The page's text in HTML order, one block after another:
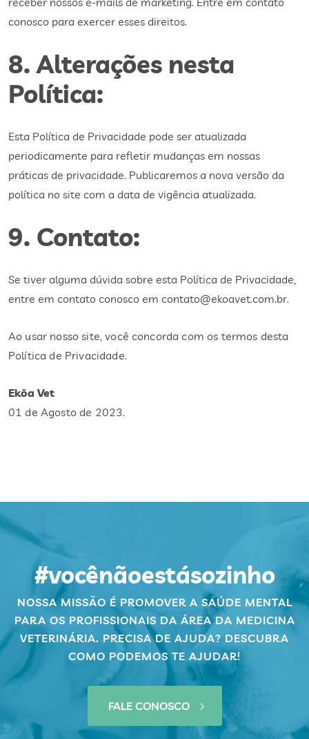
conosco para exercer esses direitos.
8. Alterações nesta
Política:
Esta Política de Privacidade pode ser atualizada
periodicamente para refletir mudanças em nossas
práticas de privacidade. Publicaremos a nova versão da
política no site com a data de vigência atualizada.
9. Contato:
Se tiver alguma dúvida sobre esta Política de Privacidade,
entre em contato conosco em contato@ekoavet.com.br.
Ao usar nosso site, você concorda com os termos desta
Política de Privacidade.
Ekôa Vet
01 de Agosto de 2023.
#vocênãoestásozinho
NOSSA MISSÃO É PROMOVER A SAÚDE MENTAL
PARA OS PROFISSIONAIS DA ÁREA DA MEDICINA
VETERINÁRIA. PRECISA DE AJUDA? DESCUBRA
COMO PODEMOS TE AJUDAR!
FALE CONOSCO